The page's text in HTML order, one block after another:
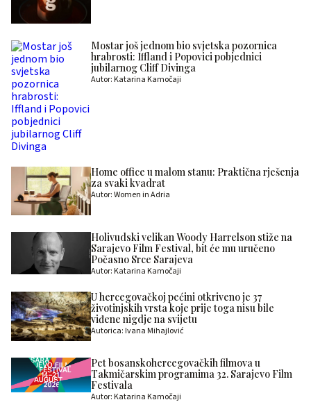
Mostar još jednom bio svjetska pozornica
hrabrosti: Iffland i Popovici pobjednici
jubilarnog Cliff Divinga
Autor: Katarina Kamočaji
Home office u malom stanu: Praktična rješenja
za svaki kvadrat
Autor: Women in Adria
Holivudski velikan Woody Harrelson stiže na
Sarajevo Film Festival, bit će mu uručeno
Počasno Srce Sarajeva
Autor: Katarina Kamočaji
U hercegovačkoj pećini otkriveno je 37
životinjskih vrsta koje prije toga nisu bile
viđene nigdje na svijetu
Autorica: Ivana Mihajlović
Pet bosanskohercegovačkih filmova u
Takmičarskim programima 32. Sarajevo Film
Festivala
Autor: Katarina Kamočaji